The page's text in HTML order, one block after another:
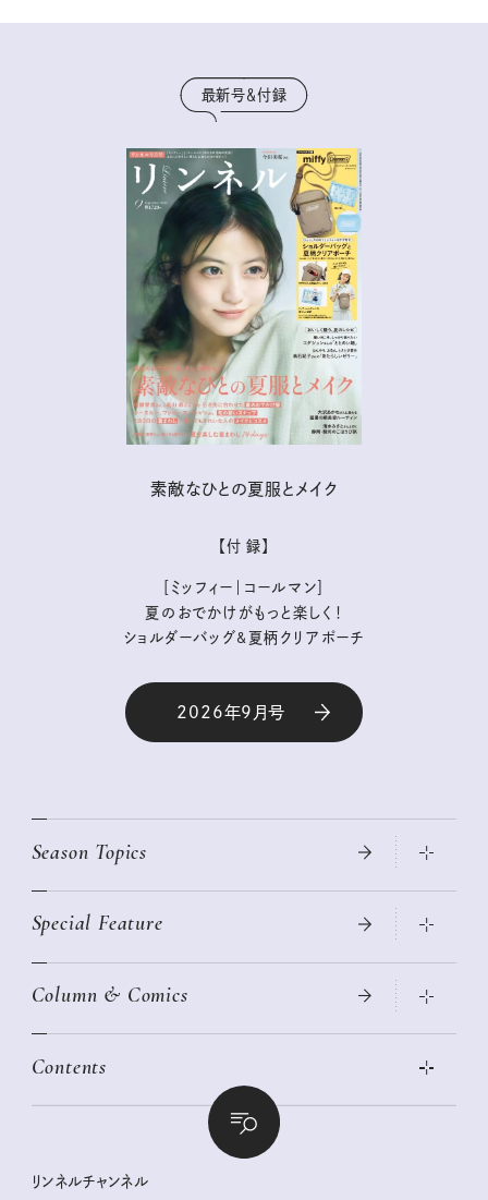
最新号＆付録
素敵なひとの夏服とメイク
【付 録】
［ミッフィー｜コールマン］
夏のおでかけがもっと楽しく！
ショルダーバッグ&夏柄クリアポーチ
2026年9月号
Season Topics
真夏のひんやりグッズ 2026
ニトリ・イケア・無印良品で賢くおしゃれなインテリア
絶品、お餅レシピ大集合！
世界のサンタさんに会って来た！
クラフトビール案内
Special Feature
2026年春夏 トレンドファッションニュース
女子旅おすすめスポット 暮らすように心地いいリンネル旅ガイ
幸せな老後のための リンネルマネー講座
私の住むまち、好きな場所。LOCAL LIFE REPORT
リンネル 暮らしの道具大賞
Column & Comics
ぐれいさん
明日もいい日になりますように
清水みさとの食いしんぼう寄り道サウナ
Contents
リンネルおしゃれファッションスナップ
リンネル暮らし部
リンネルチャンネル